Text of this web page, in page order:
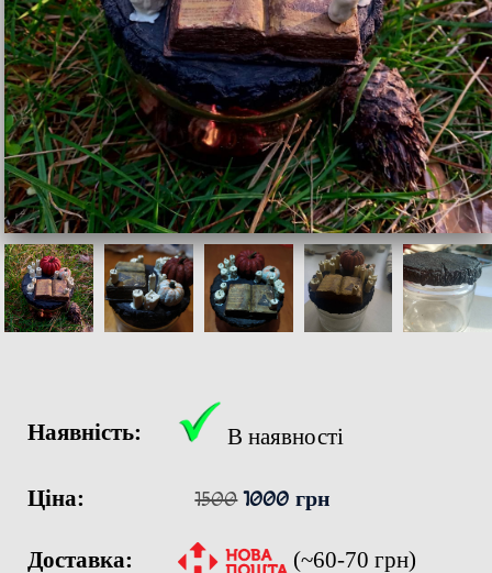
Наявність: В наявності
Ціна: 1500 1000 грн
Доставка: (~60-70 грн)